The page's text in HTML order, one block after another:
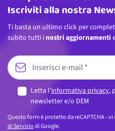
Iscriviti alla nostra
Ti basta un ultimo click per
subito tutti i nostri aggiornamenti
Letta l’informativa privacy,
newsletter e/o DEM
Questo form è protetto da reCAPTCHA -
di Serviziodi Google.